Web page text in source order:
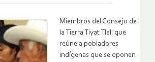
Miembros del Consejo de
la Tierra Tiyat Tlali que
reúne a pobladores
indígenas que se oponen